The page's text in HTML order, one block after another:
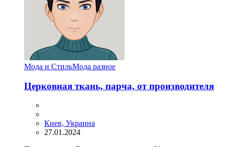
Мода и СтильМода разное
Церковная ткань, парча, от производителя
Киев, Украина
27.01.2024